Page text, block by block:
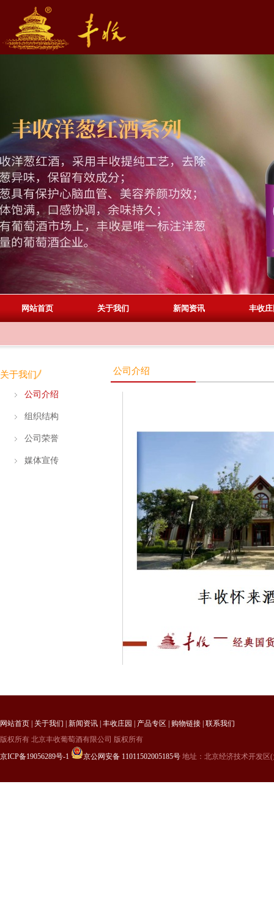
网站首页 关于我们 新闻资讯 丰收
关于我们
公司介绍
组织结构
公司荣誉
媒体宣传
公司介绍
网站首页 关于我们 新闻资讯 丰收庄园 产品专区 购物链接 联系我们
版权所有 北京丰收葡萄酒有限公司 版权所有
京ICP备19056289号-1
京公网安备 11011502005185号 地址：北京经济技术开发区